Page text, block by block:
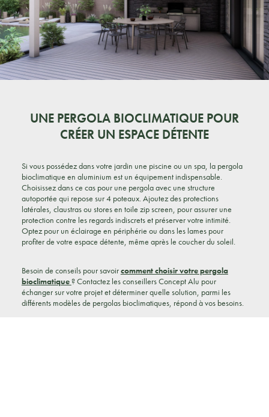
UNE PERGOLA BIOCLIMATIQUE POUR
CRÉER UN ESPACE DÉTENTE
Si vous possédez dans votre jardin une piscine ou un spa, la pergola
bioclimatique en aluminium est un équipement indispensable.
Choisissez dans ce cas pour une pergola avec une structure
autoportée qui repose sur 4 poteaux. Ajoutez des protections
latérales, claustras ou stores en toile zip screen, pour assurer une
protection contre les regards indiscrets et préserver votre intimité.
Optez pour un éclairage en périphérie ou dans les lames pour
profiter de votre espace détente, même après le coucher du soleil.
Besoin de conseils pour savoircomment choisir votre pergola
bioclimatique? Contactez les conseillers Concept Alu pour
échanger sur votre projet et déterminer quelle solution, parmi les
différents modèles de pergolas bioclimatiques, répond à vos besoins.